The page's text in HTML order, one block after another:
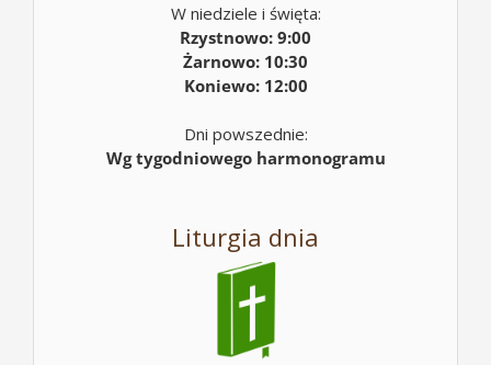
W niedziele i święta:
Rzystnowo: 9:00
Żarnowo: 10:30
Koniewo: 12:00
Dni powszednie:
Wg tygodniowego harmonogramu
Liturgia dnia